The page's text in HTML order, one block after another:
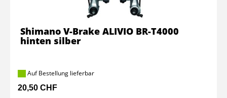
Auf Bestellung lieferbar
20,50 CHF
Shimano V-Brake ALIVIO BR-T4000
hinten silber